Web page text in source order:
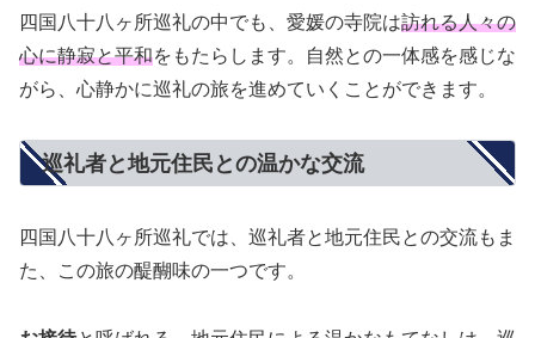
四国八十八ヶ所巡礼の中でも、愛媛の寺院は訪れる人々の
心に静寂と平和をもたらします。自然との一体感を感じな
がら、心静かに巡礼の旅を進めていくことができます。
巡礼者と地元住民との温かな交流
四国八十八ヶ所巡礼では、巡礼者と地元住民との交流もま
た、この旅の醍醐味の一つです。